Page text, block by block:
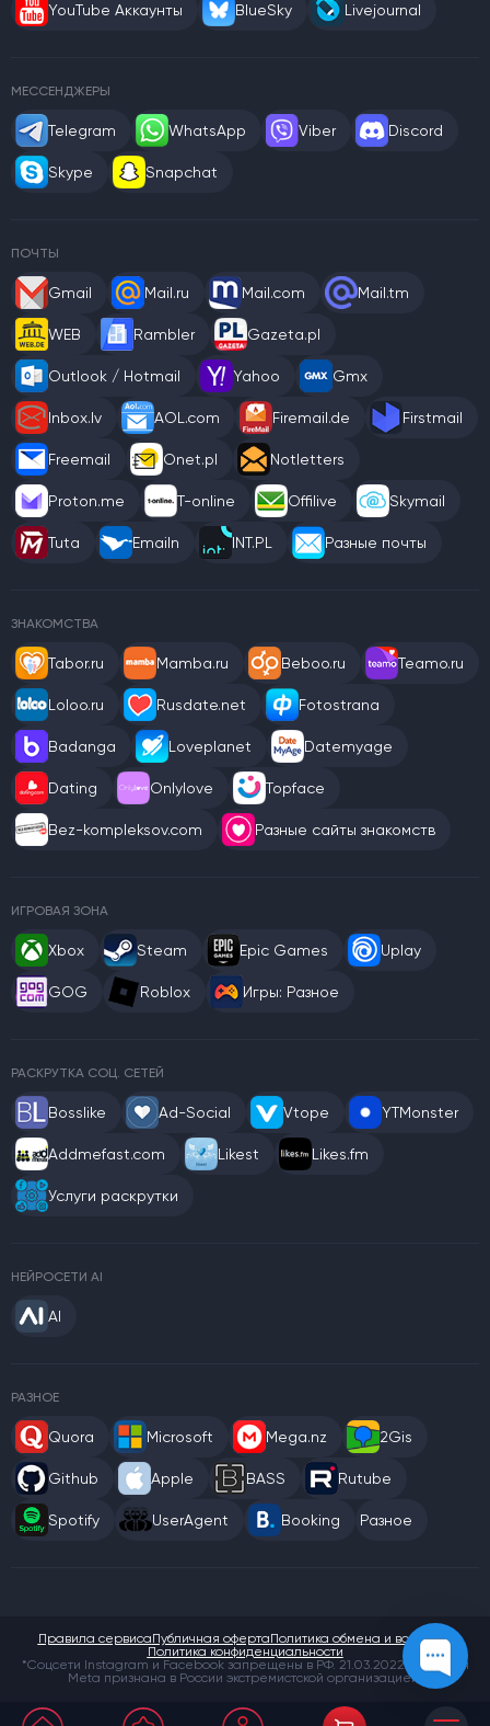
YouTube Аккаунты BlueSky Livejournal
МЕССЕНДЖЕРЫ
Telegram WhatsApp Viber Discord
Skype Snapchat
ПОЧТЫ
Gmail Mail.ru Mail.com Mail.tm
WEB Rambler Gazeta.pl
Outlook / Hotmail Yahoo Gmx
Inbox.lv AOL.com Firemail.de Firstmail
Freemail Onet.pl Notletters
Proton.me T-online Offilive Skymail
Tuta Emailn INT.PL Разные почты
ЗНАКОМСТВА
Tabor.ru Mamba.ru Beboo.ru Teamo.ru
Loloo.ru Rusdate.net Fotostrana
Badanga Loveplanet Datemyage
Dating Onlylove Topface
Bez-kompleksov.com Разные сайты знакомств
ИГРОВАЯ ЗОНА
Xbox Steam Epic Games Uplay
GOG Roblox Игры: Разное
РАСКРУТКА СОЦ. СЕТЕЙ
Bosslike Ad-Social Vtope YTMonster
Addmefast.com Likest Likes.fm
Услуги раскрутки
НЕЙРОСЕТИ AI
AI
РАЗНОЕ
Quora Microsoft Mega.nz 2Gis
Github Apple BASS Rutube
Spotify UserAgent Booking Разное
*Соцсети Instagram и Facebook запрещены в РФ. 21.03.2022 компания
Meta признана в России экстремистской организацией.
Правила сервисаПубличная офертаПолитика обмена и возврата
Политика конфиденциальности